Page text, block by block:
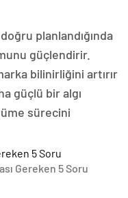
doğru planlandığında
güçlendirir.
bilinirliğini artırır
güçlü bir algı
sürecini
Gereken 5 Soru